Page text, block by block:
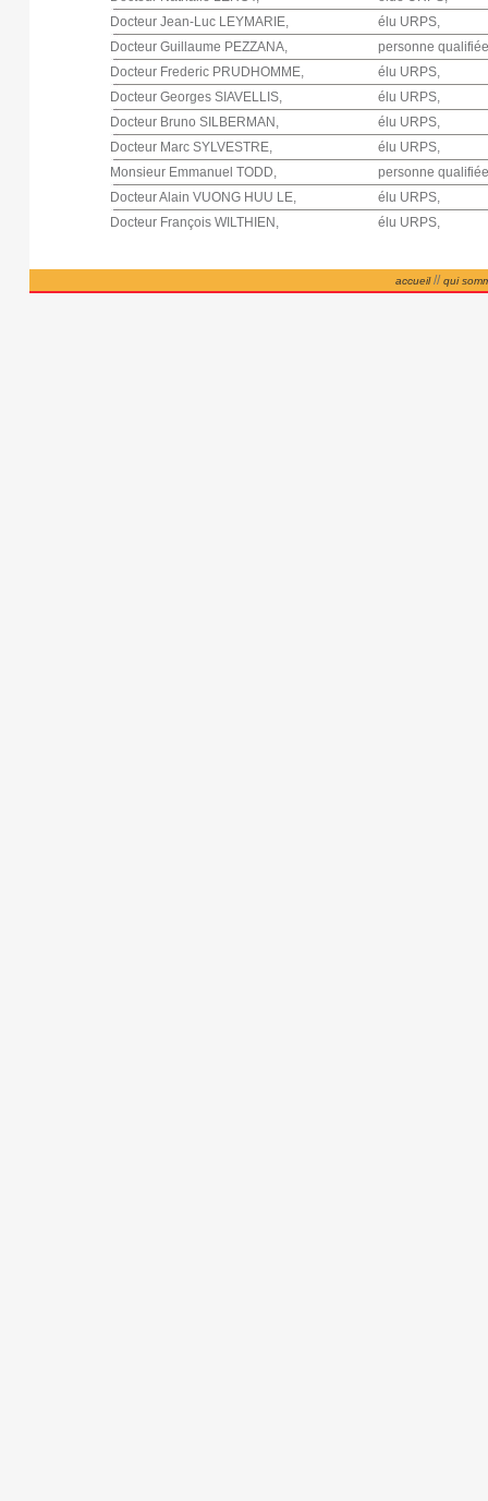
Docteur Jean-Luc LEYMARIE,
élu URPS,
Docteur Guillaume PEZZANA,
personne
Docteur Frederic PRUDHOMME,
élu URPS,
Docteur Georges SIAVELLIS,
élu URPS,
Docteur Bruno SILBERMAN,
élu URPS,
Docteur Marc SYLVESTRE,
élu URPS,
Monsieur Emmanuel TODD,
personne
Docteur Alain VUONG HUU LE,
élu URPS,
Docteur François WILTHIEN,
élu URPS,
accueil//qui